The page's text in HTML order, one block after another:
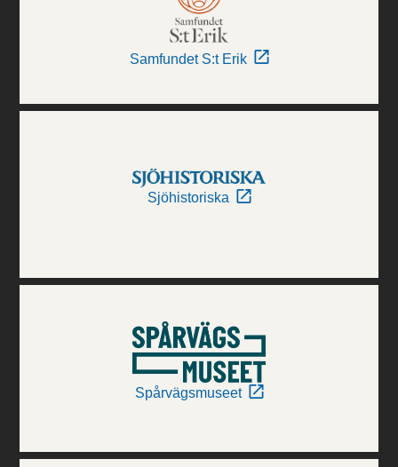
Samfundet S:t Erik
Sjöhistoriska
Spårvägsmuseet